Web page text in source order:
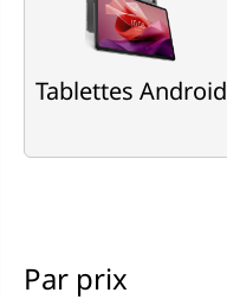
Tablettes Android
Par prix